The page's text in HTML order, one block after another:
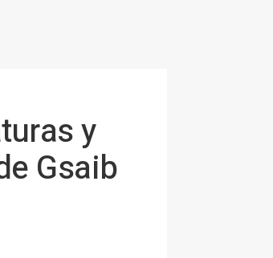
y
Gsaib